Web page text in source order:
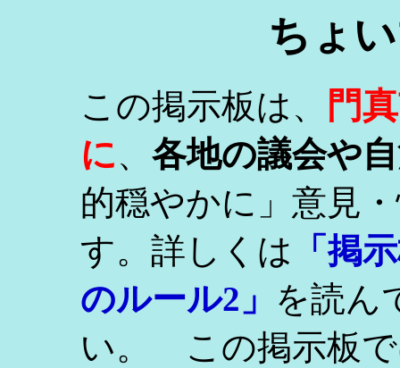
ちょ
この掲示板は、
門
に、 各地の議会や
的穏やかに」意見
す。詳しくは
「掲
のルール2」 を読ん
い。 この掲示板で